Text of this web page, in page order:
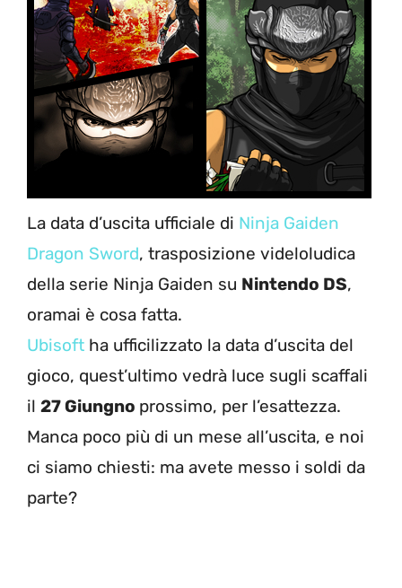
La data d’uscita ufficiale di Ninja Gaiden
Dragon Sword, trasposizione videloludica
della serie Ninja Gaiden su Nintendo DS,
oramai è cosa fatta.
Ubisoft ha ufficilizzato la data d’uscita del
gioco, quest’ultimo vedrà luce sugli scaffali
il 27 Giungno prossimo, per l’esattezza.
Manca poco più di un mese all’uscita, e noi
ci siamo chiesti: ma avete messo i soldi da
parte?